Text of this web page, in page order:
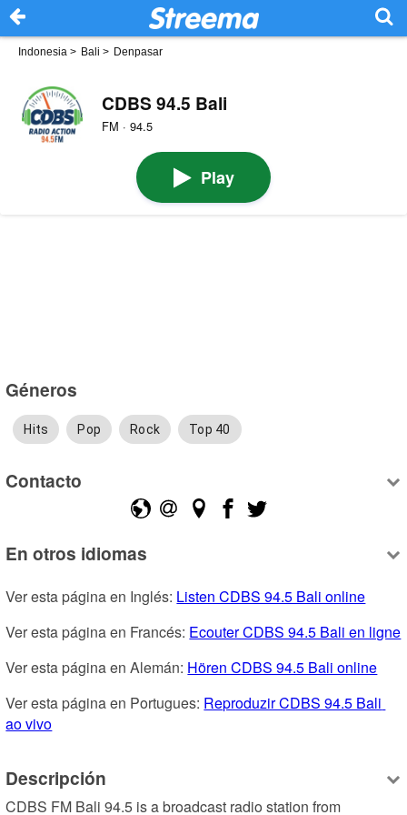
Indonesia > Bali > Denpasar
CDBS 94.5 Bali
FM · 94.5
Play
Géneros
Hits Pop Rock Top 40
Contacto
En otros idiomas
Ver esta página en Inglés: Listen CDBS 94.5 Bali online
Ver esta página en Francés: Ecouter CDBS 94.5 Bali en ligne
Ver esta página en Alemán: Hören CDBS 94.5 Bali online
Ver esta página en Portugues: Reproduzir CDBS 94.5 Bali
ao vivo
Descripción
CDBS FM Bali 94.5 is a broadcast radio station from